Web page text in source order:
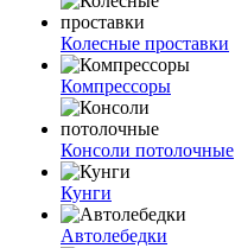
Колесные проставки
Компрессоры
Консоли потолочные
Кунги
Автолебедки